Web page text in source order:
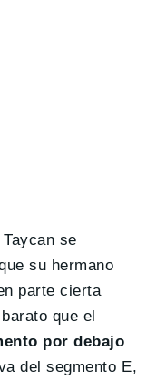
se
su hermano
parte cierta
que el
por debajo
del segmento E,